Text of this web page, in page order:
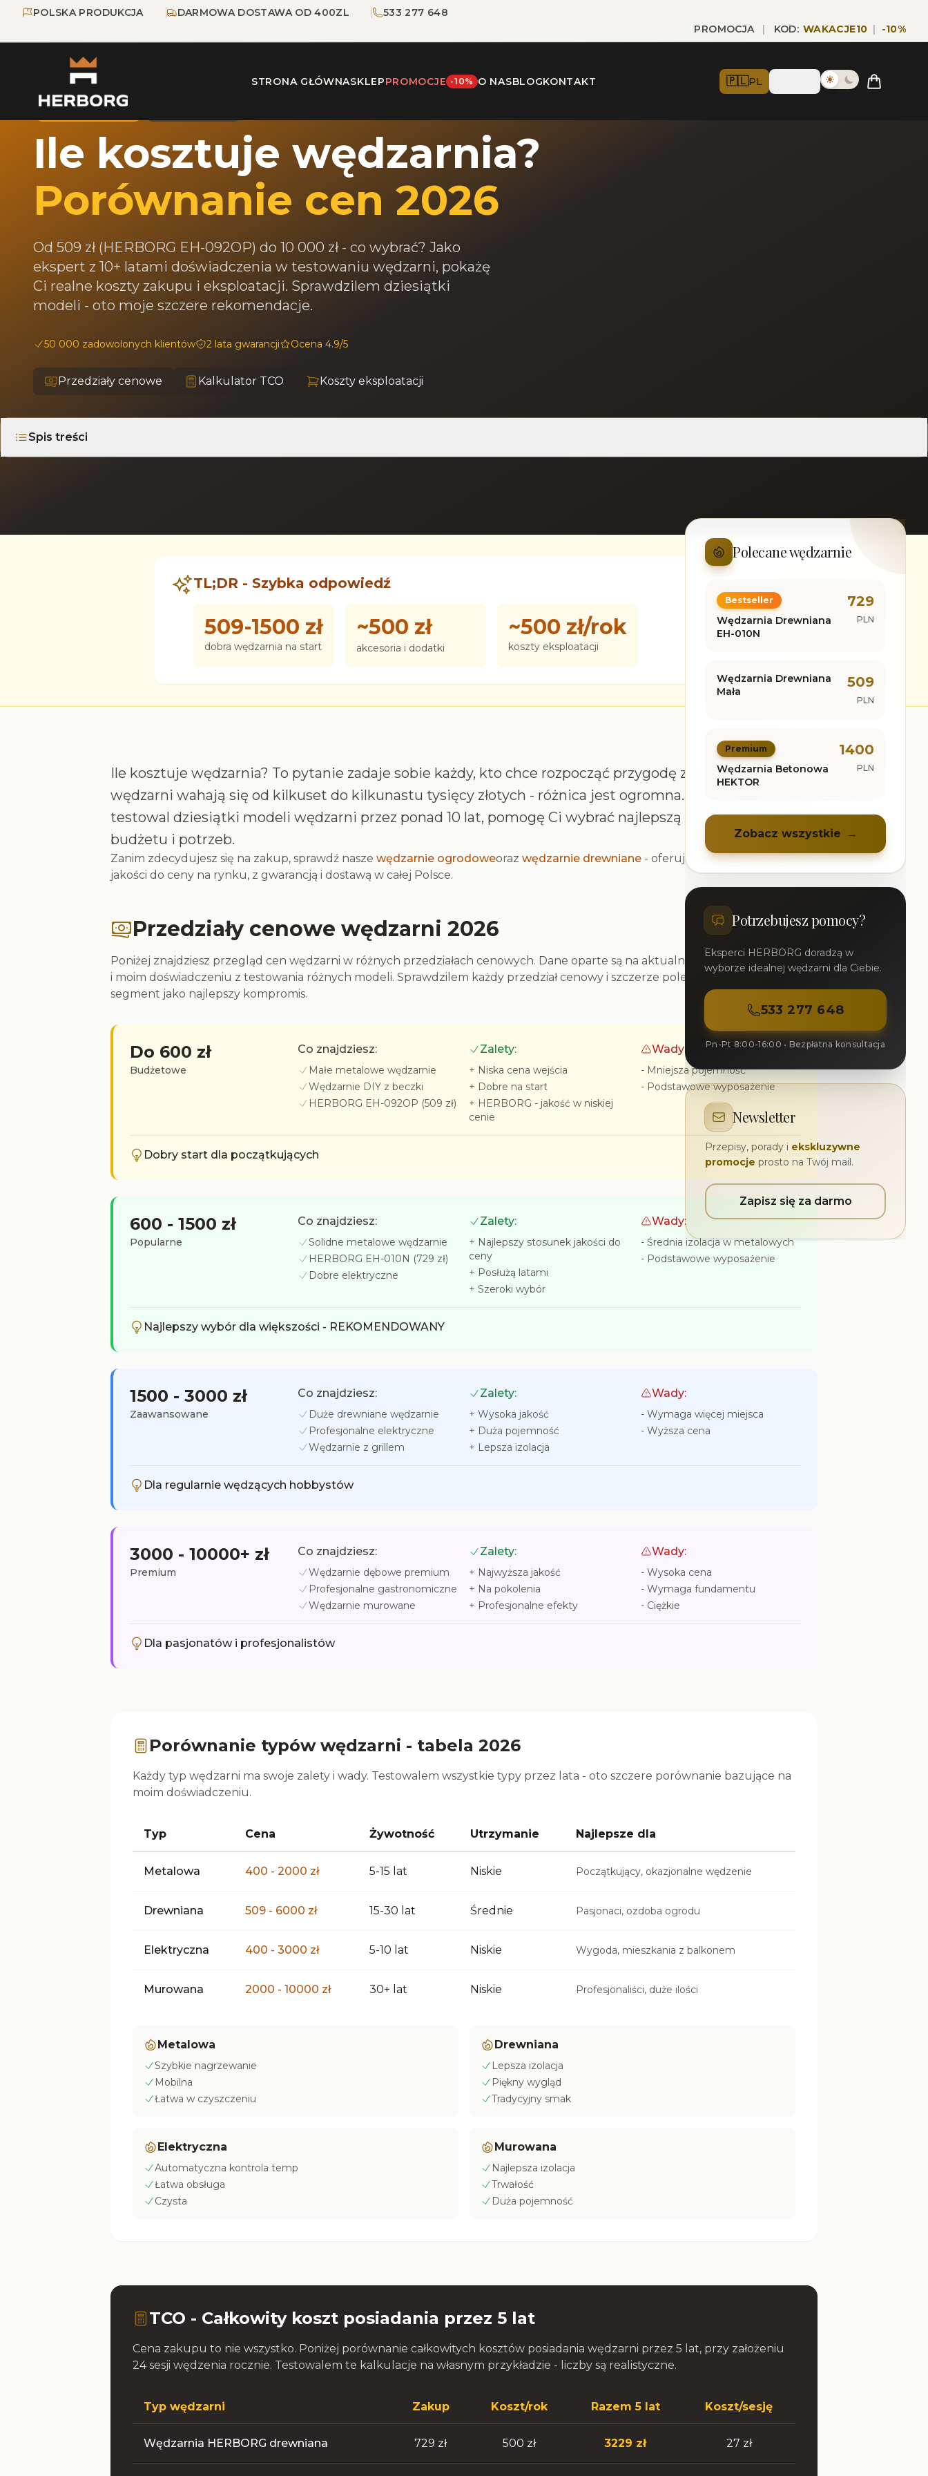
Przejdź do głównej treści
Przejdź do nawigacji
POLSKA PRODUKCJA DARMOWA DOSTAWA OD 400ZL
533 277 648
PROMOCJA
| KOD: WAKACJE10 | -10%
STRONA GŁÓWNASKLEPPROMOCJE -10% O NASBLOGKONTAKT 🇵🇱PL
Strona główna
Ile kosztuje wędzarnia?
Porównanie cen 2026
Od 509 zł (HERBORG EH-092OP) do 10 000 zł - co wybrać? Jako
ekspert z 10+ latami doświadczenia w testowaniu wędzarni, pokażę
Ci realne koszty zakupu i eksploatacji. Sprawdzilem dziesiątki
modeli - oto moje szczere rekomendacje.
50 000 zadowolonych klientów 2 lata gwarancji Ocena 4.9/5
Przedziały cenowe Kalkulator TCO Koszty eksploatacji
Spis treści
TL;DR - Szybka odpowiedź
509-1500 zł
dobra wędzarnia na start
~500 zł
akcesoria i dodatki
~500 zł/rok
koszty eksploatacji
Ile kosztuje wędzarnia? To pytanie zadaje sobie każdy, kto chce rozpocząć przygodę z wędzeniem. Ceny
wędzarni wahają się od kilkuset do kilkunastu tysięcy złotych - różnica jest ogromna. Jako ekspert, który
testowal dziesiątki modeli wędzarni przez ponad 10 lat, pomogę Ci wybrać najlepszą opcję do Twojego
budżetu i potrzeb.
Zanim zdecydujesz się na zakup, sprawdź nasze wędzarnie ogrodoweoraz wędzarnie drewniane - oferujemy najlepszy stosunek
jakości do ceny na rynku, z gwarancją i dostawą w całej Polsce.
Przedziały cenowe wędzarni 2026
Poniżej znajdziesz przegląd cen wędzarni w różnych przedziałach cenowych. Dane oparte są na aktualnych cenach rynkowych
i moim doświadczeniu z testowania różnych modeli. Sprawdzilem każdy przedział cenowy i szczerze polecam środkowy
segment jako najlepszy kompromis.
Do 600 zł
Budżetowe
Co znajdziesz:
Małe metalowe wędzarnie
Wędzarnie DIY z beczki
HERBORG EH-092OP (509 zł)
Zalety:
+ Niska cena wejścia
+ Dobre na start
+ HERBORG - jakość w niskiej
cenie
Wady:
- Mniejsza pojemność
- Podstawowe wyposażenie
Dobry start dla początkujących
600 - 1500 zł
Popularne
Co znajdziesz:
Solidne metalowe wędzarnie
HERBORG EH-010N (729 zł)
Dobre elektryczne
Zalety:
+ Najlepszy stosunek jakości do
ceny
+ Posłużą latami
+Szeroki wybór
Wady:
- Średnia izolacja w metalowych
- Podstawowe wyposażenie
Najlepszy wybór dla większości - REKOMENDOWANY
1500 - 3000 zł
Zaawansowane
Co znajdziesz:
Duże drewniane wędzarnie
Profesjonalne elektryczne
Wędzarnie z grillem
Zalety:
+Wysoka jakość
+ Duża pojemność
+ Lepsza izolacja
Wady:
- Wymaga więcej miejsca
- Wyższa cena
Dla regularnie wędzących hobbystów
3000 - 10000+ zł
Premium
Co znajdziesz:
Wędzarnie dębowe premium
Profesjonalne gastronomiczne
Wędzarnie murowane
Zalety:
+ Najwyższa jakość
+ Na pokolenia
+ Profesjonalne efekty
Wady:
- Wysoka cena
- Wymaga fundamentu
- Ciężkie
Dla pasjonatów i profesjonalistów
Porównanie typów wędzarni - tabela 2026
Każdy typ wędzarni ma swoje zalety i wady. Testowalem wszystkie typy przez lata - oto szczere porównanie bazujące na
moim doświadczeniu.
Typ Cena Żywotność Utrzymanie Najlepsze dla
Metalowa 400 - 2000 zł 5-15 lat Niskie Początkujący, okazjonalne wędzenie
Drewniana 509 - 6000 zł 15-30 lat Średnie Pasjonaci, ozdoba ogrodu
Elektryczna 400 - 3000 zł 5-10 lat Niskie Wygoda, mieszkania z balkonem
Murowana 2000 - 10000 zł 30+ lat Niskie Profesjonaliści, duże ilości
Metalowa
Szybkie nagrzewanie
Mobilna
Łatwa w czyszczeniu
Drewniana
Lepsza izolacja
Piękny wygląd
Tradycyjny smak
Elektryczna
Automatyczna kontrola temp
Łatwa obsługa
Czysta
Murowana
Najlepsza izolacja
Trwałość
Duża pojemność
TCO - Całkowity koszt posiadania przez 5 lat
Cena zakupu to nie wszystko. Poniżej porównanie całkowitych kosztów posiadania wędzarni przez 5 lat, przy założeniu
24 sesji wędzenia rocznie. Testowalem te kalkulacje na własnym przykładzie - liczby są realistyczne.
Typ wędzarni Zakup Koszt/rok Razem 5 lat Koszt/sesję
Wędzarnia HERBORG drewniana 729 zł 500 zł 3229 zł 27 zł
Polecane wędzarnie
Bestseller
Wędzarnia Drewniana
EH-010N
729
PLN
Wędzarnia Drewniana
Mała
509
PLN
Premium
Wędzarnia Betonowa
HEKTOR
1400
PLN
Zobacz wszystkie →
Potrzebujesz pomocy?
Eksperci HERBORG doradzą w
wyborze idealnej wędzarni dla Ciebie.
533 277 648
Pn-Pt 8:00-16:00 • Bezpłatna konsultacja
Newsletter
Przepisy, porady i ekskluzywne
promocje prosto na Twój mail.
Zapisz się za darmo